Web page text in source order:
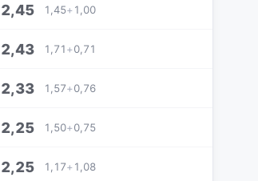
2,45 1,45+1,00
2,43 1,71+0,71
2,33 1,57+0,76
2,25 1,50+0,75
2,25 1,17+1,08